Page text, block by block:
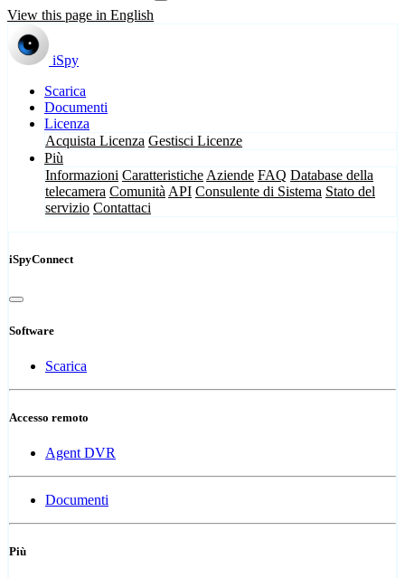
View this page in English
iSpy
Scarica
Documenti
Licenza
Acquista Licenza Gestisci Licenze
Più
Informazioni Caratteristiche Aziende FAQ Database della
telecamera Comunità API Consulente di Sistema Stato del
servizio Contattaci
iSpyConnect
Software
Scarica
Accesso remoto
Agent DVR
Documenti
Più